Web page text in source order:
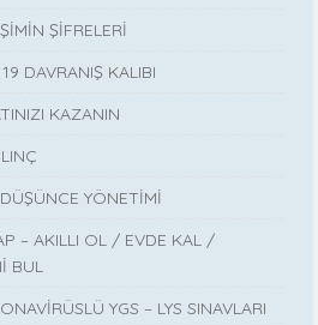
ŞİFRELERİ
DAVRANIŞ KALIBI
KAZANIN
YÖNETİMİ
– AKILLI OL / EVDE KAL /
BUL
YGS – LYS SINAVLARI